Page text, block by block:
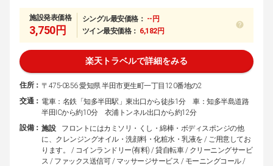
施設発表価格
3,750円
シングル最安価格： --円
ツイン最安価格： 6,182円
楽天トラベルで詳細をみる
住所： 〒475-0856 愛知県 半田市更生町一丁目120番地の2
交通： 電車：名鉄「知多半田駅」東出口から徒歩1分 車：知多半島道路
半田ICから約10分 衣浦トンネル出口から約12分
設備： 施設
フロントにはカミソリ・くし・綿棒・ボディスポンジの他
に、クレンジングオイル・洗顔料・化粧水・乳液を / ご用意してお
ります。 / コインランドリー(有料) / 貸自転車 / クリーニングサービ
ス / ファックス送信可 / マッサージサービス / モーニングコール /